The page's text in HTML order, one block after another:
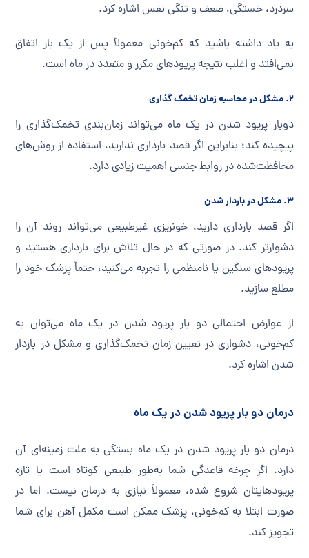
سردرد، خستگی، ضعف و تنگی نفس اشاره کرد.
به یاد داشته باشید که کم‌خونی معمولاً پس از یک بار اتفاق
نمی‌افتد و اغلب نتیجه پریودهای مکرر و متعدد در ماه است.
۲. مشکل در محاسبه زمان تخمک گذاری
دوبار پریود شدن در یک ماه می‌تواند زمان‌بندی تخمک‌گذاری را
پیچیده کند؛ بنابراین اگر قصد بارداری ندارید، استفاده از روش‌های
محافظت‌شده در روابط جنسی اهمیت زیادی دارد.
۳. مشکل در باردار شدن
اگر قصد بارداری دارید، خونریزی غیرطبیعی می‌تواند روند آن را
دشوارتر کند. در صورتی که در حال تلاش برای بارداری هستید و
پریودهای سنگین یا نامنظمی را تجربه می‌کنید، حتماً پزشک خود را
مطلع سازید.
از عوارض احتمالی دو بار پریود شدن در یک ماه می‌توان به
کم‌خونی، دشواری در تعیین زمان تخمک‌گذاری و مشکل در باردار
شدن اشاره کرد.
درمان دو بار پریود شدن در یک ماه
درمان دو بار پریود شدن در یک ماه بستگی به علت زمینه‌ای آن
دارد. اگر چرخه قاعدگی شما به‌طور طبیعی کوتاه است یا تازه
پریودهایتان شروع شده، معمولاً نیازی به درمان نیست. اما در
صورت ابتلا به کم‌خونی، پزشک ممکن است مکمل آهن برای شما
تجویز کند.